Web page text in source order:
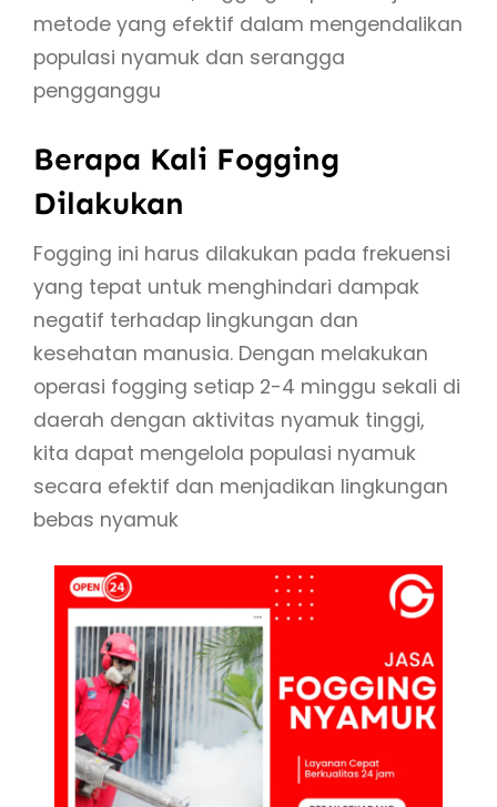
metode yang efektif dalam mengendalikan
populasi nyamuk dan serangga
pengganggu
Berapa Kali Fogging
Dilakukan
Fogging ini harus dilakukan pada frekuensi
yang tepat untuk menghindari dampak
negatif terhadap lingkungan dan
kesehatan manusia. Dengan melakukan
operasi fogging setiap 2-4 minggu sekali di
daerah dengan aktivitas nyamuk tinggi,
kita dapat mengelola populasi nyamuk
secara efektif dan menjadikan lingkungan
bebas nyamuk